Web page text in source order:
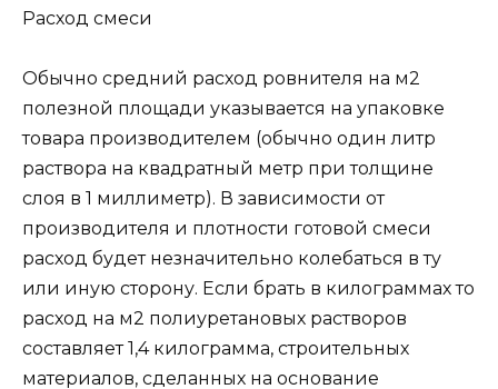
Расход смеси
Обычно средний расход ровнителя на м2
полезной площади указывается на упаковке
товара производителем (обычно один литр
раствора на квадратный метр при толщине
слоя в 1 миллиметр). В зависимости от
производителя и плотности готовой смеси
расход будет незначительно колебаться в ту
или иную сторону. Если брать в килограммах то
расход на м2 полиуретановых растворов
составляет 1,4 килограмма, строительных
материалов, сделанных на основание